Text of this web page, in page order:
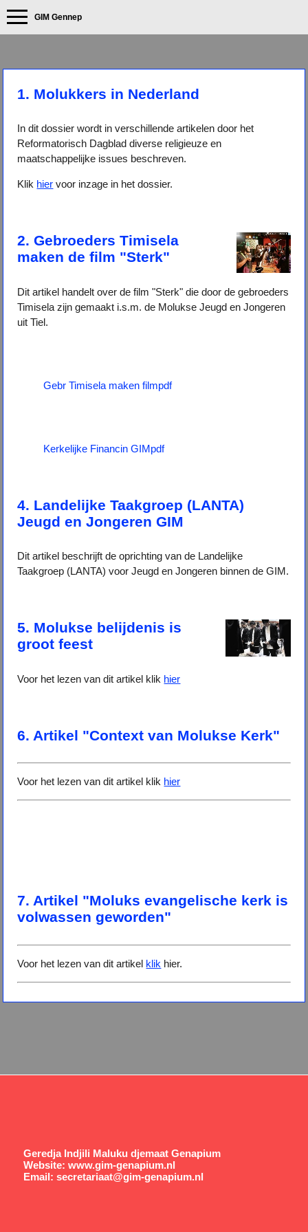
GIM Gennep
1. Molukkers in Nederland
In dit dossier wordt in verschillende artikelen door het
Reformatorisch Dagblad diverse religieuze en
maatschappelijke issues beschreven.
Klik hier voor inzage in het dossier.
2. Gebroeders Timisela
maken de film "Sterk"
Dit artikel handelt over de film "Sterk" die door de gebroeders
Timisela zijn gemaakt i.s.m. de Molukse Jeugd en Jongeren
uit Tiel.
Gebr Timisela maken filmpdf
Kerkelijke Financin GIMpdf
4. Landelijke Taakgroep (LANTA)
Jeugd en Jongeren GIM
Dit artikel beschrijft de oprichting van de Landelijke
Taakgroep (LANTA) voor Jeugd en Jongeren binnen de GIM.
5. Molukse belijdenis is
groot feest
Voor het lezen van dit artikel klik hier
6. Artikel "Context van Molukse Kerk"
Voor het lezen van dit artikel klik hier
7. Artikel "Moluks evangelische kerk is
volwassen geworden"
Voor het lezen van dit artikel klik hier.
Geredja Indjili Maluku djemaat Genapium
Website:www.gim-genapium.nl
Email:secretariaat@gim-genapium.nl